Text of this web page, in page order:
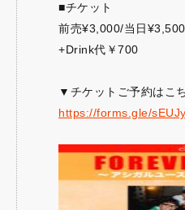
■チケット
前売¥3,000/当日¥3,500
+Drink代￥700
▼チケットご予約はこ
https://forms.gle/